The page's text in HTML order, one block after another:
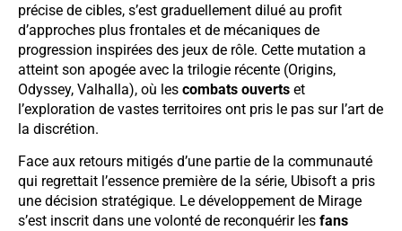
précise de cibles, s’est graduellement dilué au profit
d’approches plus frontales et de mécaniques de
progression inspirées des jeux de rôle. Cette mutation a
atteint son apogée avec la trilogie récente (Origins,
Odyssey, Valhalla), où les combats ouverts et
l’exploration de vastes territoires ont pris le pas sur l’art de
la discrétion.
Face aux retours mitigés d’une partie de la communauté
qui regrettait l’essence première de la série, Ubisoft a pris
une décision stratégique. Le développement de Mirage
s’est inscrit dans une volonté de reconquérir les fans